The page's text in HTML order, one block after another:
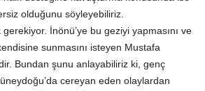
olduğunu söyleyebiliriz.
İnönü’ye bu geziyi yapmasını ve
sunmasını isteyen Mustafa
Bundan şunu anlayabiliriz ki, genç
cereyan eden olaylardan